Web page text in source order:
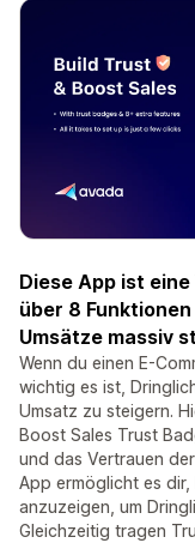
Diese App ist
über 8
Umsätze massiv
Wenn du einen E-
wichtig es ist,
Umsatz zu steigern.
Boost Sales Trust
und das Vertrauen
App ermöglicht es
anzuzeigen, um
Gleichzeitig tragen